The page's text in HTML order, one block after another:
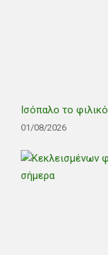
Ισόπαλο το φιλικό
01/08/2026